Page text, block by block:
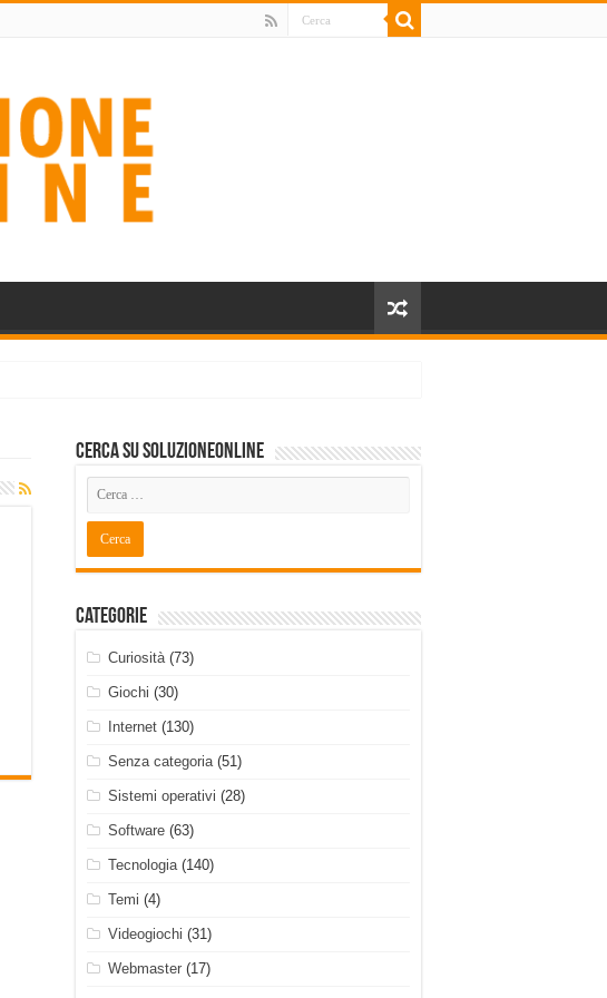
Cerca su SoluzioneOnline
Categorie
Curiosità(73)
Giochi (30)
Internet(130)
Senza categoria(51)
Sistemi operativi (28)
Software(63)
Tecnologia(140)
Temi (4)
Videogiochi (31)
Webmaster(17)